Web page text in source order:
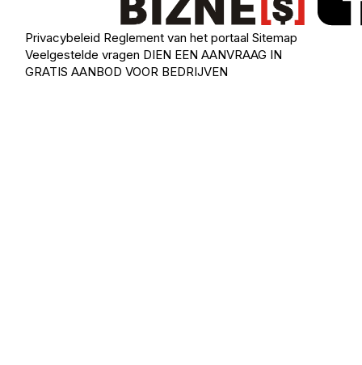
Privacybeleid Reglement van het portaal Sitemap
Veelgestelde vragen DIEN EEN AANVRAAG IN
GRATIS AANBOD VOOR BEDRIJVEN